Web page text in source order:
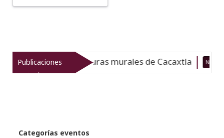
Publicaciones
recientes
y monitorea las pinturas murales de Cacaxtla Nuevo
Categorías eventos